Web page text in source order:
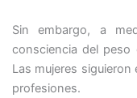
Sin embargo, a
consciencia del peso
Las mujeres
profesiones.